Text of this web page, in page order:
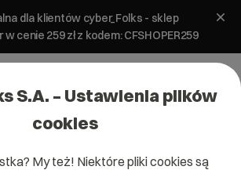
dla klientów cyber_Folks - sklep
cenie 259 zł z kodem: CFSHOPER259
S.A. – Ustawienia plików
cookies
My też! Niektóre pliki cookies są